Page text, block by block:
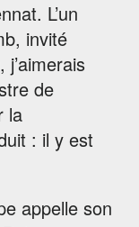
L’un
invité
de
la
: il y est
appelle son